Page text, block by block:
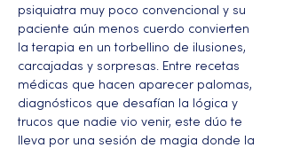
psiquiatra muy poco convencional y su
paciente aún menos cuerdo convierten
la terapia en un torbellino de ilusiones,
carcajadas y sorpresas. Entre recetas
médicas que hacen aparecer palomas,
diagnósticos que desafían la lógica y
trucos que nadie vio venir, este dúo te
lleva por una sesión de magia donde la